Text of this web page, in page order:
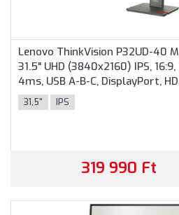
Lenovo ThinkVision P32UD-40
31.5" UHD (3840x2160) IPS,
4ms, USB A-B-C, DisplayPort,
Fekete színben
31,5" IPS
319 990 Ft